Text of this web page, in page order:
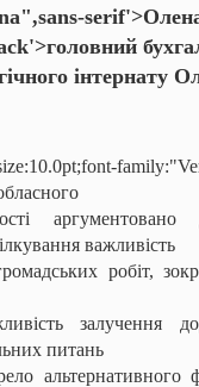
інтернату
аргументовано
важливість
робіт,
залучення
питань
альтернативного